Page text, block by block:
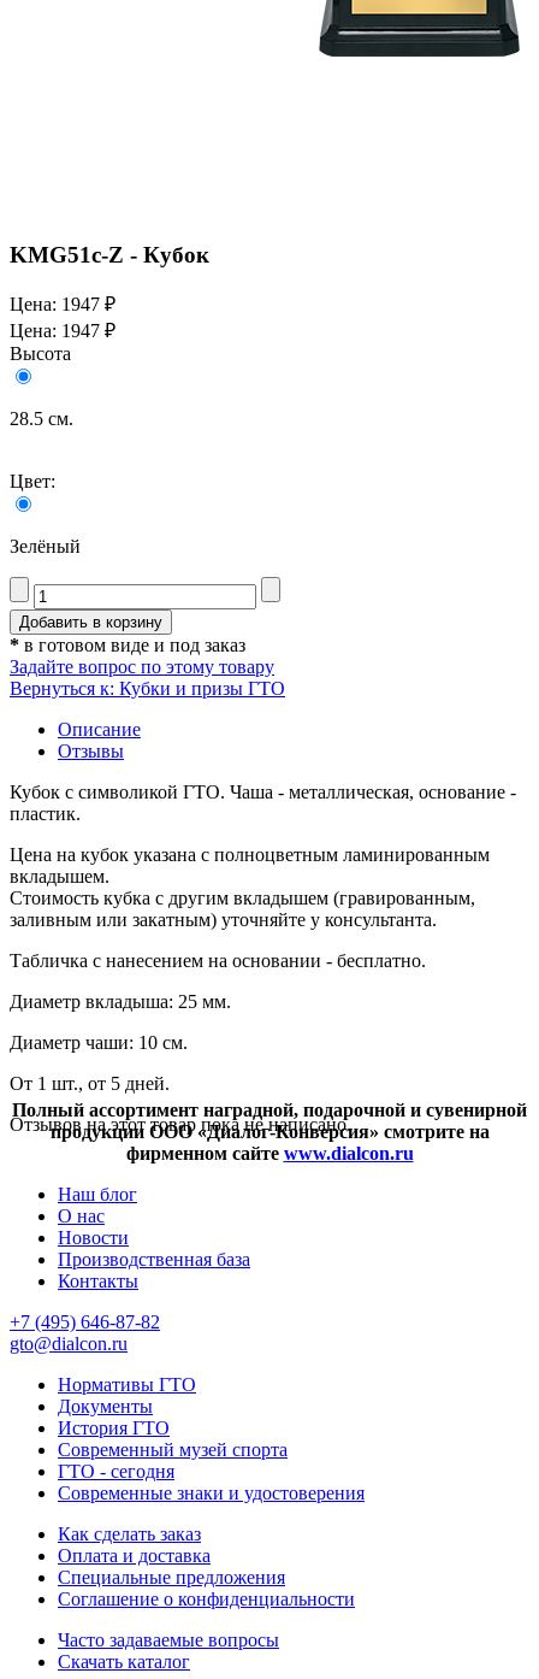
KMG51c-Z - Кубок
Цена: 1947 ₽
Цена: 1947 ₽
Высота
28.5 см.
Цвет:
Зелёный
* в готовом виде и под заказ
Задайте вопрос по этому товару
Вернуться к: Кубки и призы ГТО
Описание
Отзывы
Кубок с символикой ГТО. Чаша - металлическая, основание -
пластик.
Цена на кубок указана с полноцветным ламинированным
вкладышем.
Стоимость кубка с другим вкладышем (гравированным,
заливным или закатным) уточняйте у консультанта.
Табличка с нанесением на основании - бесплатно.
Диаметр вкладыша: 25 мм.
Диаметр чаши: 10 см.
От 1 шт., от 5 дней.
Отзывов на этот товар пока не написано.
Полный ассортимент наградной, подарочной и сувенирной
продукции ООО «Диалог-Конверсия» смотрите на
фирменном сайте www.dialcon.ru
Наш блог
О нас
Новости
Производственная база
Контакты
+7 (495) 646-87-82
gto@dialcon.ru
Нормативы ГТО
Документы
История ГТО
Современный музей спорта
ГТО - сегодня
Современные знаки и удостоверения
Как сделать заказ
Оплата и доставка
Специальные предложения
Соглашение о конфиденциальности
Часто задаваемые вопросы
Скачать каталог